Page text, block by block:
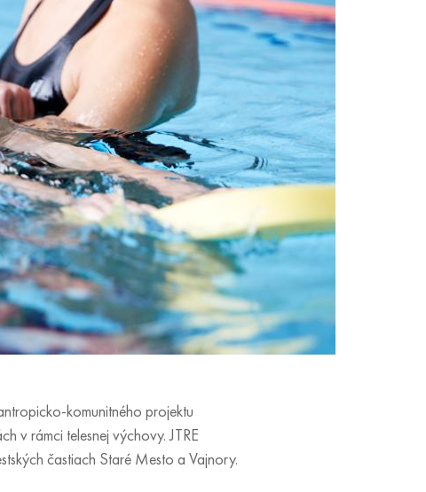
komunitného projektu
v rámci telesnej výchovy. JTRE
častiach Staré Mesto a Vajnory.